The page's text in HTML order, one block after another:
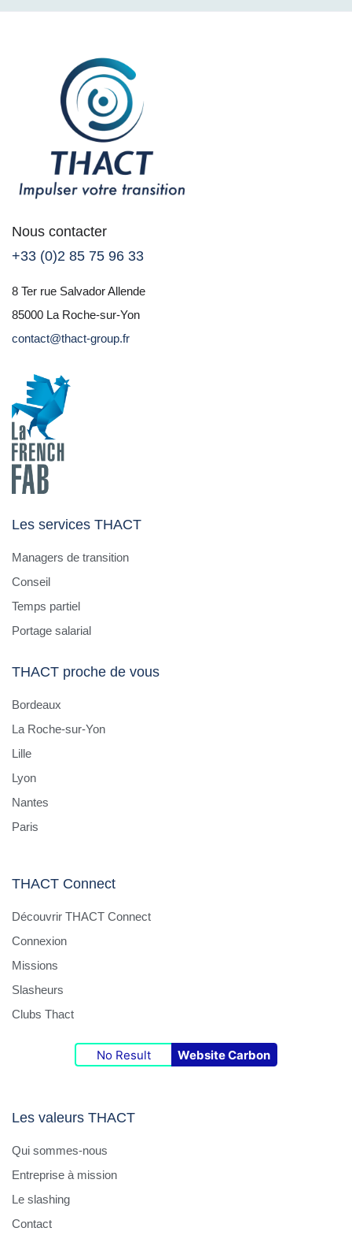
Nous contacter
+33 (0)2 85 75 96 33
8 Ter rue Salvador Allende
85000 La Roche-sur-Yon
contact@thact-group.fr
Les services THACT
Managers de transition
Conseil
Temps partiel
Portage salarial
THACT proche de vous
Bordeaux
La Roche-sur-Yon
Lille
Lyon
Nantes
Paris
THACT Connect
Découvrir THACT Connect
Connexion
Missions
Slasheurs
Clubs Thact
No Result Website Carbon
Les valeurs THACT
Qui sommes-nous
Entreprise à mission
Le slashing
Contact